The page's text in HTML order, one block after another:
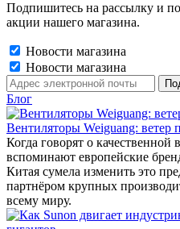
Подпишитесь на рассылку и
акции нашего магазина.
Новости магазина
Новости магазина
Блог
Вентиляторы Weiguang: ветер
Когда говорят о качественной
вспоминают европейские
Китая сумела изменить это
партнёром крупных
всему миру.